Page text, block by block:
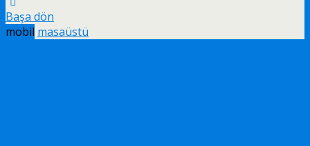
Başa dön
mobil masaüstü